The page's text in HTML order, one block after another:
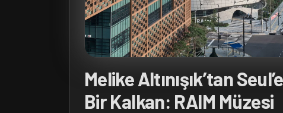
Melike Altınışık’tan
Bir Kalkan: RAIM Müzesi